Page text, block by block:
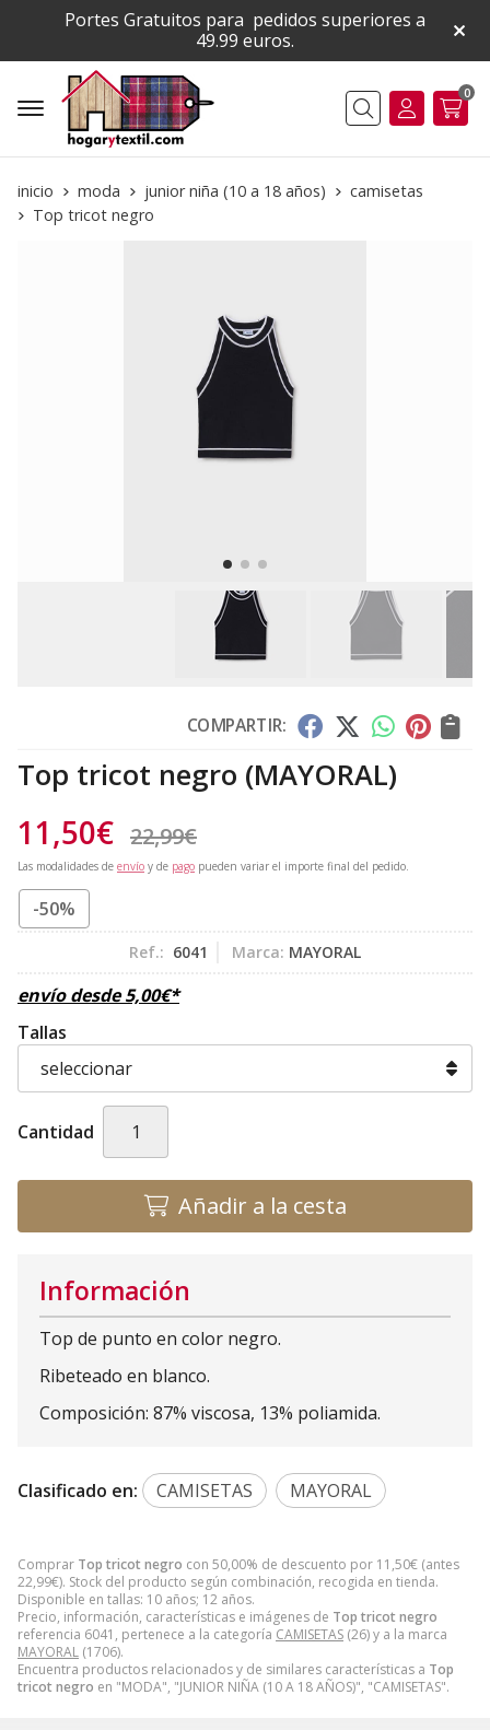
Portes Gratuitos para pedidos superiores a
49.99 euros.
Buscar
0
inicio moda junior niña (10 a 18 años)
camisetas
Top tricot negro
COMPARTIR:
Top tricot negro (MAYORAL)
11,50€ 22,99€
Las modalidades de envío y de pago pueden variar el importe final del pedido.
-50%
Ref.: 6041 Marca: MAYORAL
envío desde5,00€*
Tallas
Cantidad
Añadir a la cesta
Comprar Top tricot negro con 50,00% de descuento por 11,50€ (antes
22,99€). Stock del producto según combinación, recogida en tienda.
Disponible en tallas: 10 años; 12 años.
Precio, información, características e imágenes de Top tricot negro
referencia 6041, pertenece a la categoría CAMISETAS (26) y a la marca
MAYORAL (1706).
Encuentra productos relacionados y de similares características a Top
tricot negro en "MODA", "JUNIOR NIÑA (10 A 18 AÑOS)", "CAMISETAS".
Información
Top de punto en color negro.
Ribeteado en blanco.
Composición: 87% viscosa, 13% poliamida.
Clasificado en: CAMISETAS MAYORAL